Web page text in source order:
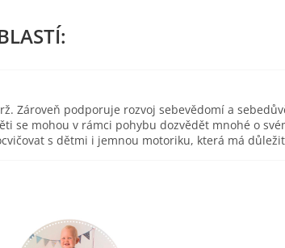
Zároveň podporuje rozvoj sebevědomí a
se mohou v rámci pohybu dozvědět mnohé o
s dětmi i jemnou motoriku, která má